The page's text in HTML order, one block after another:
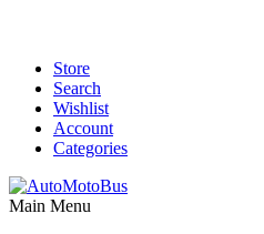
Store
Search
Wishlist
Account
Categories
Main Menu